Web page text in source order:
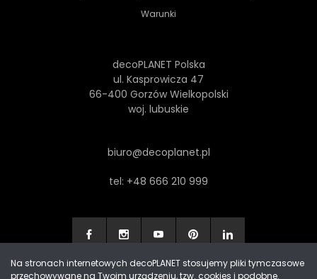
Warunki
decoPLANET Polska
ul. Kasprowicza 47
66-400 Gorzów Wielkopolski
woj. lubuskie
biuro@decoplanet.pl
tel: +48 666 210 999
Na stronach internetowych decoPLANET stosujemy pliki tymczasowe
przechowywane na Twoim urządzeniu, tzw. cookies i podobne.